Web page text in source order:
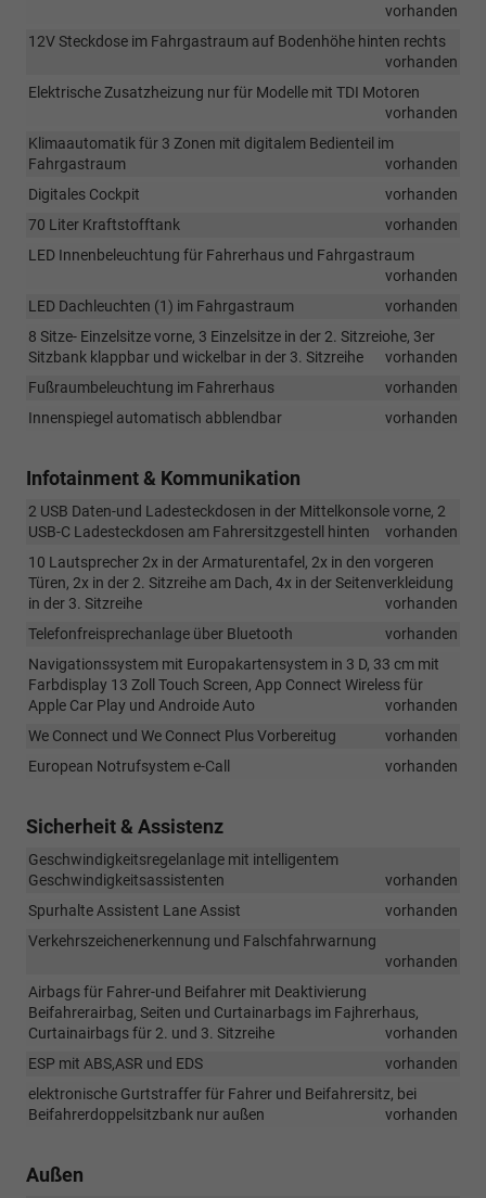
vorhanden
12V Steckdose im Fahrgastraum auf Bodenhöhe hinten rechts
vorhanden
Elektrische Zusatzheizung nur für Modelle mit TDI Motoren
vorhanden
Klimaautomatik für 3 Zonen mit digitalem Bedienteil im
Fahrgastraum
vorhanden
Digitales Cockpit
vorhanden
70 Liter Kraftstofftank
vorhanden
LED Innenbeleuchtung für Fahrerhaus und Fahrgastraum
vorhanden
LED Dachleuchten (1) im Fahrgastraum
vorhanden
8 Sitze- Einzelsitze vorne, 3 Einzelsitze in der 2. Sitzreiohe, 3er
Sitzbank klappbar und wickelbar in der 3. Sitzreihe
vorhanden
Fußraumbeleuchtung im Fahrerhaus
vorhanden
Innenspiegel automatisch abblendbar
vorhanden
Infotainment & Kommunikation
2 USB Daten-und Ladesteckdosen in der Mittelkonsole vorne, 2
USB-C Ladesteckdosen am Fahrersitzgestell hinten
vorhanden
10 Lautsprecher 2x in der Armaturentafel, 2x in den vorgeren
Türen, 2x in der 2. Sitzreihe am Dach, 4x in der Seitenverkleidung
in der 3. Sitzreihe
vorhanden
Telefonfreisprechanlage über Bluetooth
vorhanden
Navigationssystem mit Europakartensystem in 3 D, 33 cm mit
Farbdisplay 13 Zoll Touch Screen, App Connect Wireless für
Apple Car Play und Androide Auto
vorhanden
We Connect und We Connect Plus Vorbereitug
vorhanden
European Notrufsystem e-Call
vorhanden
Sicherheit & Assistenz
Geschwindigkeitsregelanlage mit intelligentem
Geschwindigkeitsassistenten
vorhanden
Spurhalte Assistent Lane Assist
vorhanden
Verkehrszeichenerkennung und Falschfahrwarnung
vorhanden
Airbags für Fahrer-und Beifahrer mit Deaktivierung
Beifahrerairbag, Seiten und Curtainarbags im Fajhrerhaus,
Curtainairbags für 2. und 3. Sitzreihe
vorhanden
ESP mit ABS,ASR und EDS
vorhanden
elektronische Gurtstraffer für Fahrer und Beifahrersitz, bei
Beifahrerdoppelsitzbank nur außen
vorhanden
Außen